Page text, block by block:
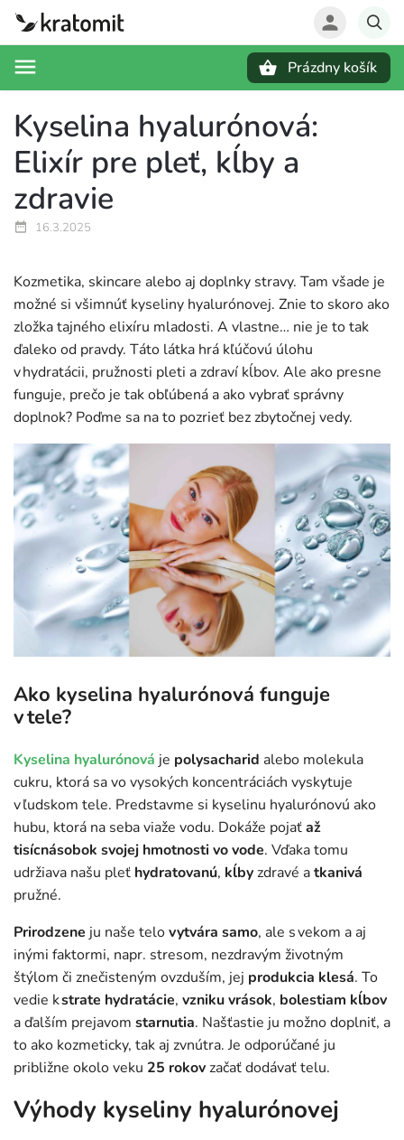
Prázdny košík
Kyselina hyalurónová:
Elixír pre pleť, kĺby a
zdravie
16.3.2025
Kozmetika, skincare alebo aj doplnky stravy. Tam všade je
možné si všimnúť kyseliny hyalurónovej. Znie to skoro ako
zložka tajného elixíru mladosti. A vlastne… nie je to tak
ďaleko od pravdy. Táto látka hrá kľúčovú úlohu
v hydratácii, pružnosti pleti a zdraví kĺbov. Ale ako presne
funguje, prečo je tak obľúbená a ako vybrať správny
doplnok? Poďme sa na to pozrieť bez zbytočnej vedy.
Ako kyselina hyalurónová funguje
v tele?
Kyselina hyalurónová je polysacharid alebo molekula
cukru, ktorá sa vo vysokých koncentráciách vyskytuje
v ľudskom tele. Predstavme si kyselinu hyalurónovú ako
hubu, ktorá na seba viaže vodu. Dokáže pojaťaž
tisícnásobok svojej hmotnostivo vode. Vďaka tomu
udržiava našu pleť hydratovanú, kĺbyzdravé atkanivá
pružné.
Prirodzene ju naše telovytvára samo, ale s vekom a aj
inými faktormi, napr. stresom, nezdravým životným
štýlom či znečisteným ovzduším, jej produkcia klesá. To
vedie kstrate hydratácie, vznikuvrások, bolestiam kĺbov
a ďalším prejavom starnutia. Našťastie ju možno doplniť, a
to ako kozmeticky, tak aj zvnútra. Je odporúčané ju
približne okolo veku 25 rokovzačať dodávať telu.
Výhody kyseliny hyalurónovej